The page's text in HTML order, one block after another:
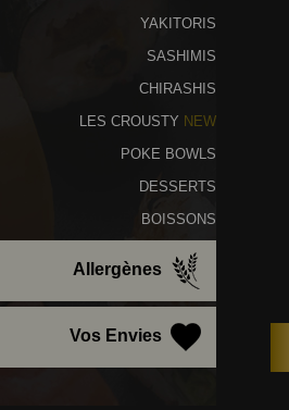
YAKITORIS
SASHIMIS
CHIRASHIS
LES CROUSTY NEW
POKE BOWLS
DESSERTS
BOISSONS
Allergènes
Vos Envies